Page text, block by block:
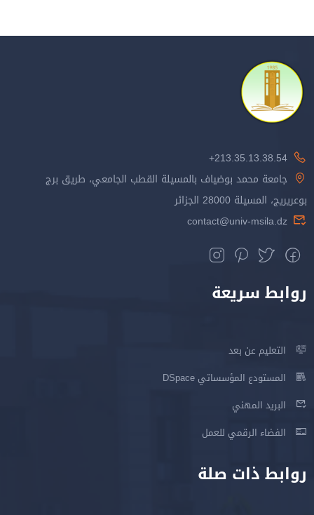
213.35.13.38.54+
جامعة محمد بوضياف بالمسيلة القطب الجامعي، طريق برج
بوعريريج، المسيلة 28000 الجزائر
contact@univ-msila.dz
روابط سريعة
التعليم عن بعد
المستودع المؤسساتي DSpace
البريد المهني
الفضاء الرقمي للعمل
روابط ذات صلة